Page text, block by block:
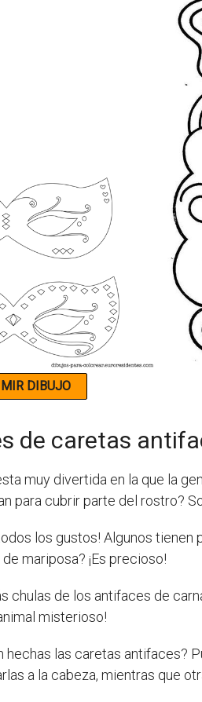
de caretas
muy divertida en la que la
para cubrir parte del rostro?
los gustos! Algunos
mariposa? ¡Es precioso!
chulas de los antifaces de
misterioso!
hechas las caretas antifaces?
a la cabeza, mientras que